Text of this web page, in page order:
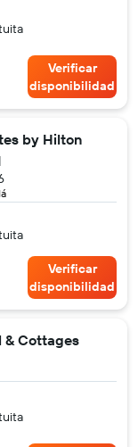
Verificar
disponibilidad
by Hilton
Verificar
disponibilidad
& Cottages